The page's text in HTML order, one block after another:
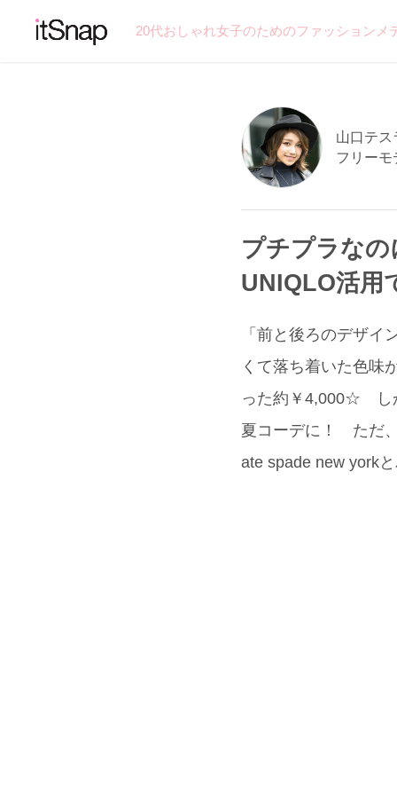
20代おしゃれ女子のためのファッション
山口テス
フリーモ
プチプラな
UNIQLO活用
「前と後ろのデザ
くて落ち着いた色味
った約￥4,000☆ し
夏コーデに！ ただ
ate spade new york